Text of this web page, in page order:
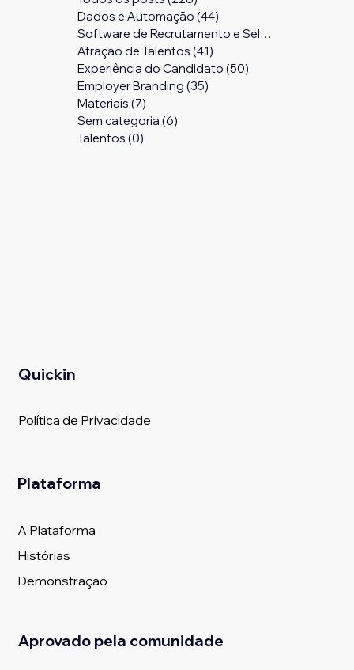
Dados e Automação (44)
Software de Recrutamento e Seleção
Atração de Talentos (41)
Experiência do Candidato (50)
Employer Branding (35)
Materiais (7)
Sem categoria (6)
Talentos (0)
Quickin
Política de Privacidade
Plataforma
A Plataforma
Histórias
Demonstração
Aprovado pela comunidade